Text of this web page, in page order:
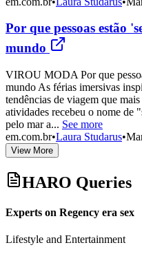
Por que pessoas estão
mundo
VIROU MODA Por que
mundo As férias imersivas
tendências de viagem que
atividades recebeu o nome de
pelo mar a... See more
em.com.br•Laura Studarus•
View More
HARO Queries
Experts on Regency era sex
Lifestyle and Entertainment